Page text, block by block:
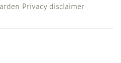
Privacy disclaimer